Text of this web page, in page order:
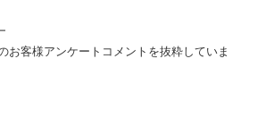
お客様アンケートコメントを抜粋していま